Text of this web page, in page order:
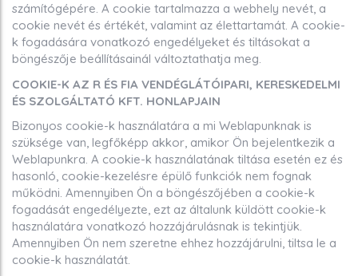
számítógépére. A cookie tartalmazza a webhely nevét, a
cookie nevét és értékét, valamint az élettartamát. A cookie-
k fogadására vonatkozó engedélyeket és tiltásokat a
böngészője beállításainál változtathatja meg.
COOKIE-K AZ R ÉS FIA VENDÉGLÁTÓIPARI, KERESKEDELMI
ÉS SZOLGÁLTATÓ KFT. HONLAPJAIN
Bizonyos cookie-k használatára a mi Weblapunknak is
szüksége van, legfőképp akkor, amikor Ön bejelentkezik a
Weblapunkra. A cookie-k használatának tiltása esetén ez és
hasonló, cookie-kezelésre épülő funkciók nem fognak
működni. Amennyiben Ön a böngészőjében a cookie-k
fogadását engedélyezte, ezt az általunk küldött cookie-k
használatára vonatkozó hozzájárulásnak is tekintjük.
Amennyiben Ön nem szeretne ehhez hozzájárulni, tiltsa le a
cookie-k használatát.